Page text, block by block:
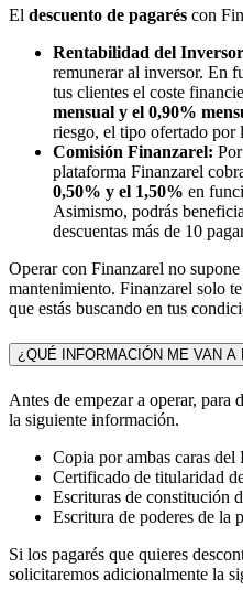
El descuento de pagarés con
Rentabilidad del
remunerar al inversor. En
tus clientes el coste
mensual y el 0,90%
riesgo, el tipo ofertado por
Comisión Finanzarel:
plataforma Finanzarel
0,50% y el 1,50% en
Asimismo, podrás
descuentas más de 10
Operar con Finanzarel no
mantenimiento. Finanzarel solo
que estás buscando en tus
¿QUÉ INFORMACIÓN ME VAN A
Antes de empezar a operar, para
la siguiente información.
Copia por ambas caras
Certificado de titularidad
Escrituras de constitución
Escritura de poderes de la
Si los pagarés que quieres
solicitaremos adicionalmente la